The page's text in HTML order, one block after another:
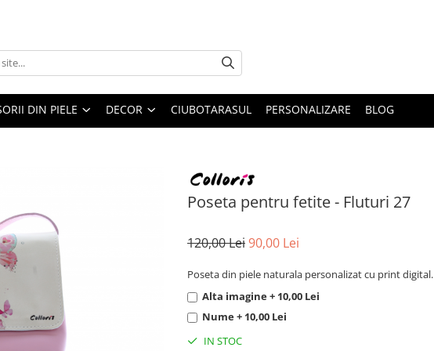
DIN PIELE DECOR CIUBOTARASUL PERSONALIZARE BLOG
Poseta pentru fetite - Fluturi 27
120,00 Lei90,00 Lei
Poseta din piele naturala personalizat cu print digital.
Alta imagine + 10,00 Lei
Nume + 10,00 Lei
IN STOC